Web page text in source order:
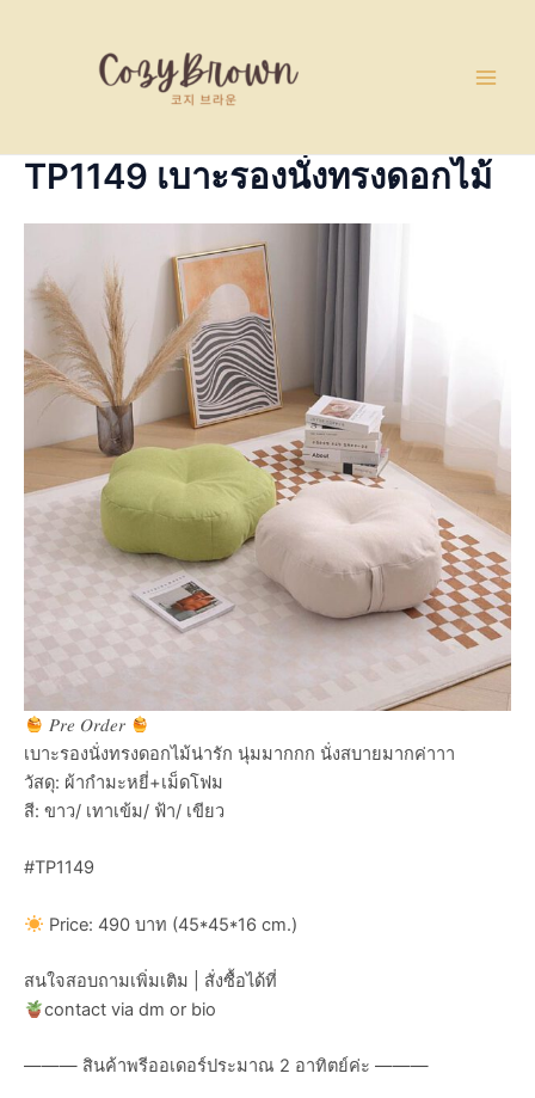
TP1149 เบาะรองนั่งทรงดอกไม้
𝑃𝑟𝑒 𝑂𝑟𝑑𝑒𝑟
เบาะรองนั่งทรงดอกไม้น่ารัก นุ่มมากกก นั่งสบายมากค่าาา
วัสดุ: ผ้ากำมะหยี่+เม็ดโฟม
สี: ขาว/ เทาเข้ม/ ฟ้า/ เขียว
#TP1149
Price: 490 บาท (45*45*16 cm.)
สนใจสอบถามเพิ่มเติม | สั่งซื้อได้ที่
contact via dm or bio
——— สินค้าพรีออเดอร์ประมาณ 2 อาทิตย์ค่ะ ———